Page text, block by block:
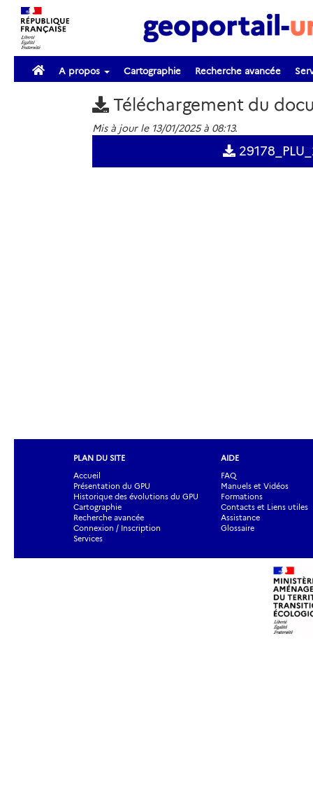
A propos Cartographie Recherche avancée
Téléchargement du
Mis à jour le 13/01/2025 à 08:13.
PLAN DU SITE
Accueil
Présentation du GPU
Historique des évolutions du GPU
Cartographie
Recherche avancée
Connexion / Inscription
Services
AIDE
FAQ
Manuels et Vidéos
Formations
Contacts et Liens utiles
Assistance
Glossaire